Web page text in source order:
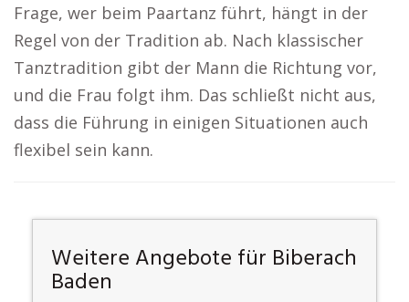
Frage, wer beim Paartanz führt, hängt in der
Regel von der Tradition ab. Nach klassischer
Tanztradition gibt der Mann die Richtung vor,
und die Frau folgt ihm. Das schließt nicht aus,
dass die Führung in einigen Situationen auch
flexibel sein kann.
Weitere Angebote für Biberach
Baden